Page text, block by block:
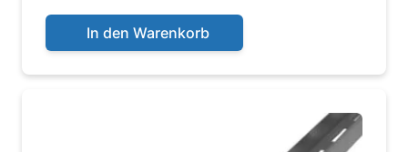
In den Warenkorb